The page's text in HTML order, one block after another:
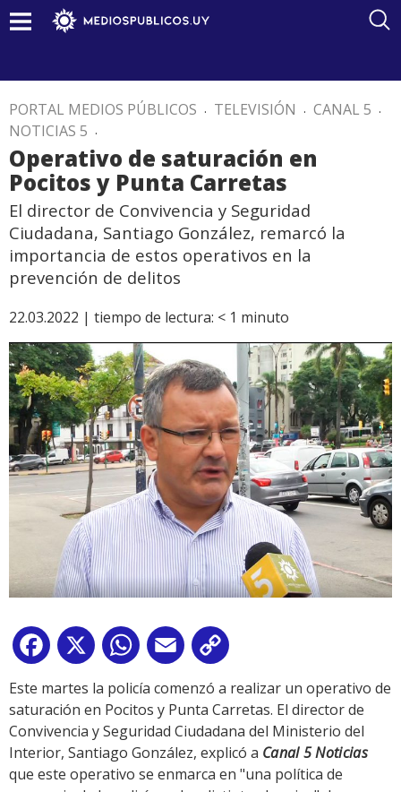
PORTAL MEDIOS PÚBLICOS . TELEVISIÓN . CANAL 5 .
NOTICIAS 5 .
Operativo de saturación en
Pocitos y Punta Carretas
El director de Convivencia y Seguridad
Ciudadana, Santiago González, remarcó la
importancia de estos operativos en la
prevención de delitos
22.03.2022 | tiempo de lectura: < 1 minuto
Facebook
X WhatsApp
Email
Link
Este martes la policía comenzó a realizar un operativo de
saturación en Pocitos y Punta Carretas. El director de
Convivencia y Seguridad Ciudadana del Ministerio del
Interior, Santiago González, explicó a Canal 5 Noticias
que este operativo se enmarca en "una política de